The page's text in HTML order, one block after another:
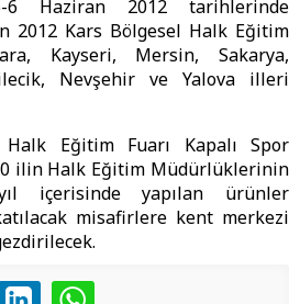
Haziran 2012 tarihlerinde
2012 Kars Bölgesel Halk Eğitim
Kayseri, Mersin, Sakarya,
Nevşehir ve Yalova illeri
Eğitim Fuarı Kapalı Spor
ilin Halk Eğitim Müdürlüklerinin
içerisinde yapılan ürünler
misafirlere kent merkezi